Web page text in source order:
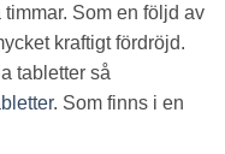
Som en följd av
kraftigt fördröjd.
tabletter så
. Som finns i en